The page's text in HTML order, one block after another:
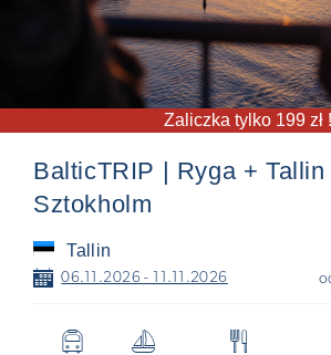
Zaliczka tylko 199 zł !
BalticTRIP | Ryga + Tallin
Sztokholm
Tallin
📅 06.11.2026 - 11.11.2026
🚍 ⛵ 🍴